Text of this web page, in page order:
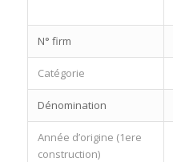
N° firm
Catégorie
Dénomination
Année d’origine (1ere
construction)